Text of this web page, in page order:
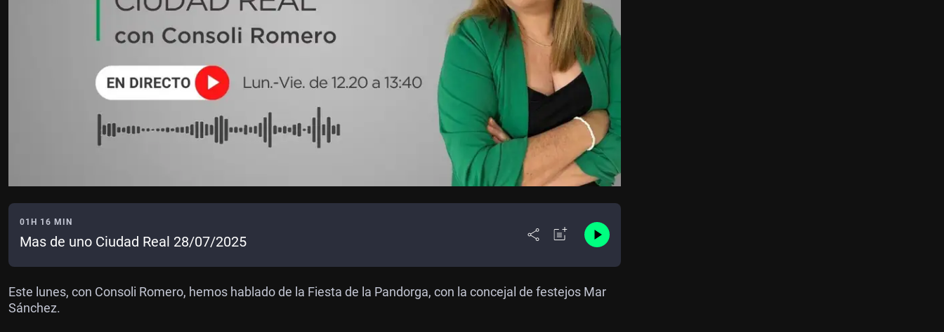
01H 16 MIN
Mas de uno Ciudad Real 28/07/2025
Este lunes, con Consoli Romero, hemos hablado de la Fiesta de la Pandorga, con la concejal de festejos Mar
Sánchez.